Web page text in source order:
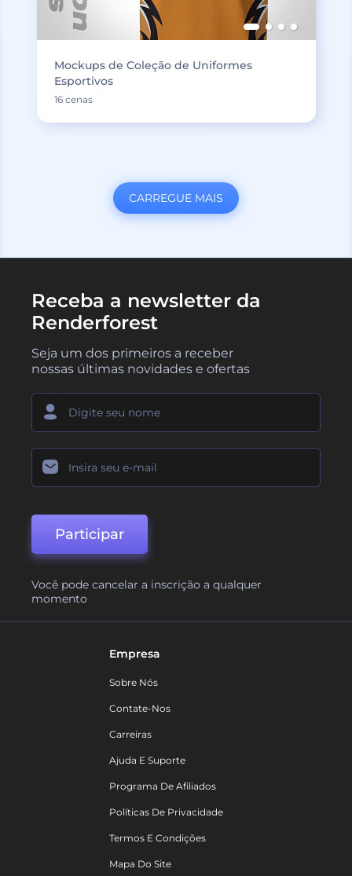
Mockups de Coleção de Uniformes
Esportivos
16 cenas
CARREGUE MAIS
Receba a newsletter da
Renderforest
Seja um dos primeiros a receber
nossas últimas novidades e ofertas
Participar
Você pode cancelar a inscrição a qualquer
momento
Empresa
Sobre Nós
Contate-Nos
Carreiras
Ajuda E Suporte
Programa De Afiliados
Políticas De Privacidade
Termos E Condições
Mapa Do Site